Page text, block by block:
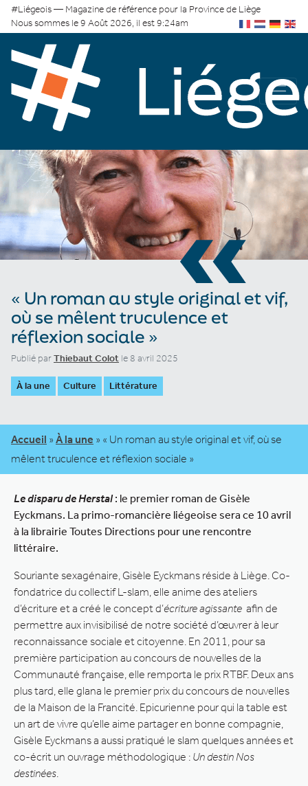
#Liégeois — Magazine de référence pour la Province de Liège
Nous sommes le 9 Août 2026, il est 9:24am
«
« Un roman au style original et vif,
où se mêlent truculence et
réflexion sociale »
Publié parThiebaut Colot le 8 avril 2025
À la une Culture Littérature
Accueil » À la une » « Un roman au style original et vif, où se
mêlent truculence et réflexion sociale »
Le disparu de Herstal: le premier roman de Gisèle
Eyckmans. La primo-romancière liégeoise sera ce 10 avril
à la librairie Toutes Directions pour une rencontre
littéraire.
Souriante sexagénaire, Gisèle Eyckmans réside à Liège. Co-
fondatrice du collectif L-slam, elle anime des ateliers
d’écriture et a créé le concept d’écriture agissante afin de
permettre aux invisibilisé de notre société d’œuvrer à leur
reconnaissance sociale et citoyenne. En 2011, pour sa
première participation au concours de nouvelles de la
Communauté française, elle remporta le prix RTBF. Deux ans
plus tard, elle glana le premier prix du concours de nouvelles
de la Maison de la Francité. Epicurienne pour qui la table est
un art de vivre qu’elle aime partager en bonne compagnie,
Gisèle Eyckmans a aussi pratiqué le slam quelques années et
co-écrit un ouvrage méthodologique : Un destin Nos
destinées